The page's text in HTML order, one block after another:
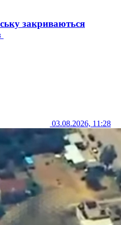
закриваються
03.08.2026, 11:28